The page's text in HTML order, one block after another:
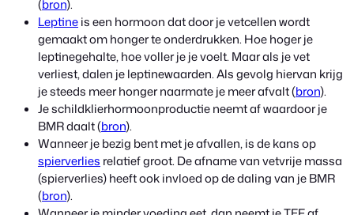
(bron).
Leptineis een hormoon dat door je vetcellen wordt
gemaakt om honger te onderdrukken. Hoe hoger je
leptinegehalte, hoe voller je je voelt. Maar als je vet
verliest, dalen je leptinewaarden. Als gevolg hiervan krijg
je steeds meer honger naarmate je meer afvalt (bron).
Je schildklierhormoonproductie neemt af waardoor je
BMR daalt (bron).
Wanneer je bezig bent met je afvallen, is de kans op
spierverlies relatief groot. De afname van vetvrije massa
(spierverlies) heeft ook invloed op de daling van je BMR
(bron).